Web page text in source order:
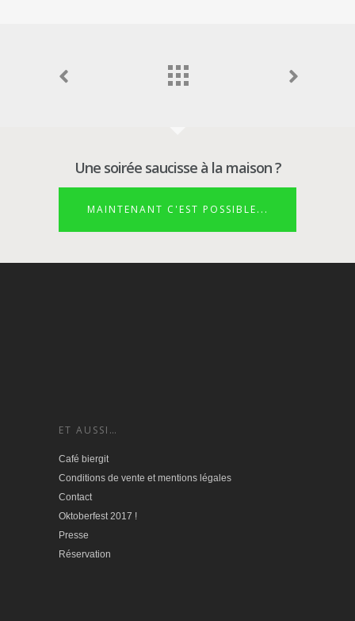
Une soirée saucisse à la maison ?
MAINTENANT C'EST POSSIBLE...
ET AUSSI…
Café biergit
Conditions de vente et mentions légales
Contact
Oktoberfest 2017 !
Presse
Réservation